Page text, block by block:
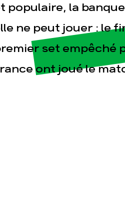
populaire, la
ne peut jouer : le
set empêché
ont joué le